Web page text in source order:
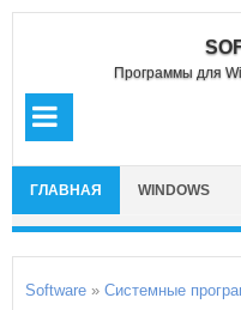
Программы для
ГЛАВНАЯ WINDOWS
Software » Системные